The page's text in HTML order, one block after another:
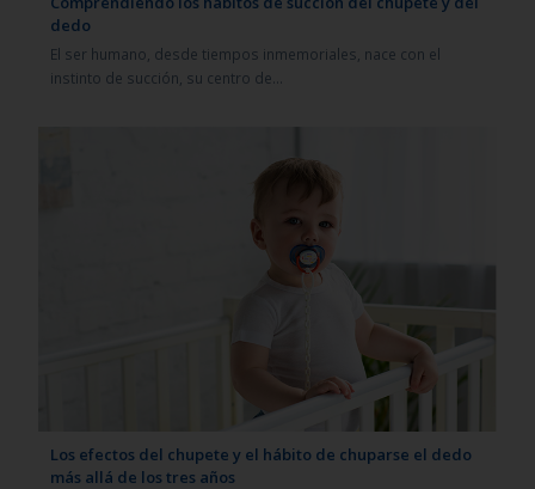
dedo
El ser humano, desde tiempos inmemoriales, nace con el
instinto de succión, su centro de…
Los efectos del chupete y el hábito de chuparse el dedo
más allá de los tres años